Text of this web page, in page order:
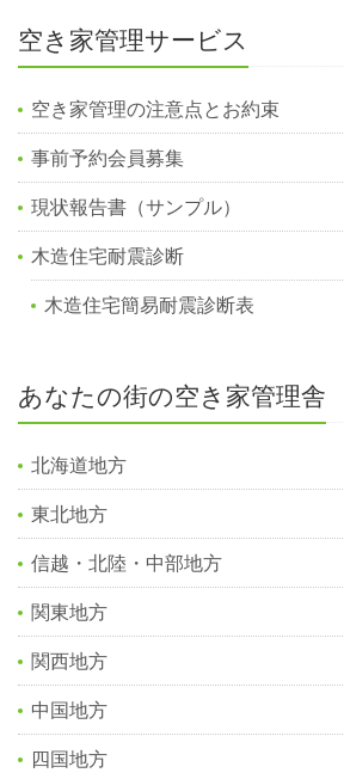
空き家管理サービス
空き家管理の注意点とお約束
事前予約会員募集
現状報告書（サンプル）
木造住宅耐震診断
木造住宅簡易耐震診断表
あなたの街の空き家管理舎
北海道地方
東北地方
信越・北陸・中部地方
関東地方
関西地方
中国地方
四国地方